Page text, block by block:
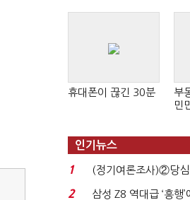
휴대폰이 끊긴 30분
부
민
인기뉴스
1
(정기여론조사)②당심
청래 '초접전'...
2
삼성 Z8 역대급 ‘흥행